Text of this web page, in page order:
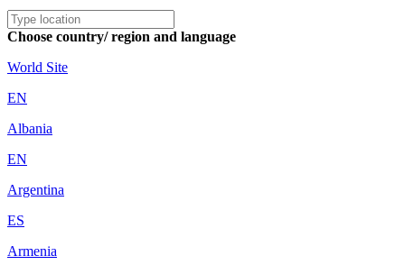
Choose country/ region and language
World Site
EN
Albania
EN
Argentina
ES
Armenia